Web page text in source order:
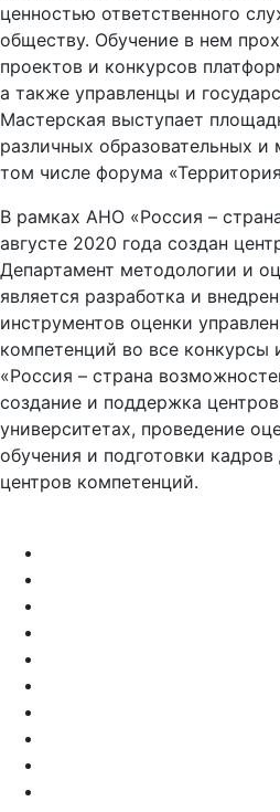
ценностью ответственного
обществу. Обучение в нем
проектов и конкурсов
а также управленцы и
Мастерская выступает
различных образовательных
том числе форума
В рамках АНО «Россия –
августе 2020 года создан
Департамент методологии и
является разработка и
инструментов оценки
компетенций во все
«Россия – страна
создание и поддержка
университетах, проведение
обучения и подготовки кадров
центров компетенций.